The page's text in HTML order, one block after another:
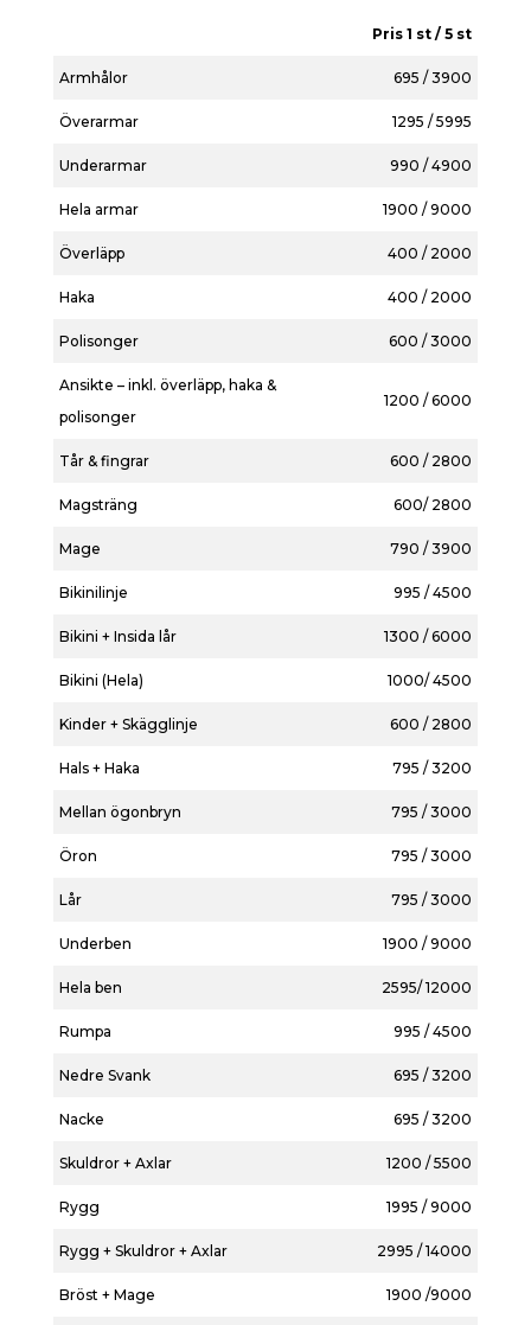
Pris 1 st / 5 st
Armhålor 695 / 3900
Överarmar 1295 / 5995
Underarmar 990 / 4900
Hela armar 1900 / 9000
Överläpp 400 / 2000
Haka 400 / 2000
Polisonger 600 / 3000
Ansikte – inkl. överläpp, haka &
polisonger
1200 / 6000
Tår & fingrar 600 / 2800
Magsträng 600/ 2800
Mage 790 / 3900
Bikinilinje 995 / 4500
Bikini + Insida lår 1300 / 6000
Bikini (Hela) 1000/ 4500
Kinder + Skägglinje 600 / 2800
Hals + Haka 795 / 3200
Mellan ögonbryn 795 / 3000
Öron 795 / 3000
Lår 795 / 3000
Underben 1900 / 9000
Hela ben 2595/ 12000
Rumpa 995 / 4500
Nedre Svank 695 / 3200
Nacke 695 / 3200
Skuldror + Axlar 1200 / 5500
Rygg 1995 / 9000
Rygg + Skuldror + Axlar 2995 / 14000
Bröst + Mage 1900 /9000